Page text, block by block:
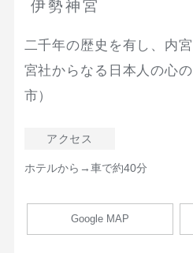
伊勢神宮
二千年の歴史を有し、内
宮社からなる日本人の心
市）
アクセス
ホテルから→車で約40分
Google MAP